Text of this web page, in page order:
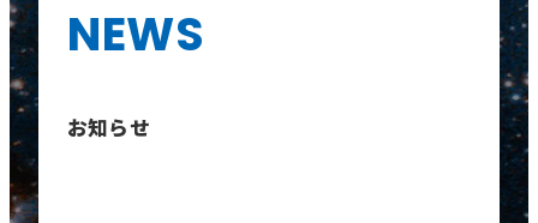
NEWS
お知らせ